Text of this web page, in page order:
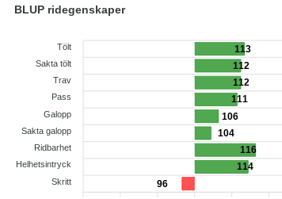
113
112
112
111
106
104
116
114
96
Tölt
Sakta tölt
Trav
Pass
Galopp
Sakta galopp
Ridbarhet
Helhetsintryck
Skritt
BLUP ridegenskaper